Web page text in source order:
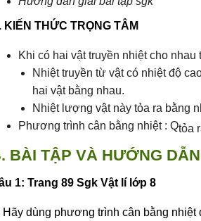
KIẾN THỨC TRỌNG TÂM
Khi có hai vật truyền nhiệt cho nhau
Nhiệt truyền từ vật có nhiệt độ
hai vật bằng nhau.
Nhiệt lượng vật này tỏa ra bằng
Phương trình cân bằng nhiệt : Qtỏa
BÀI TẬP VÀ HƯỚNG
1: Trang 89 Sgk Vật lí lớp 8
Hãy dùng phương trình cân bằng